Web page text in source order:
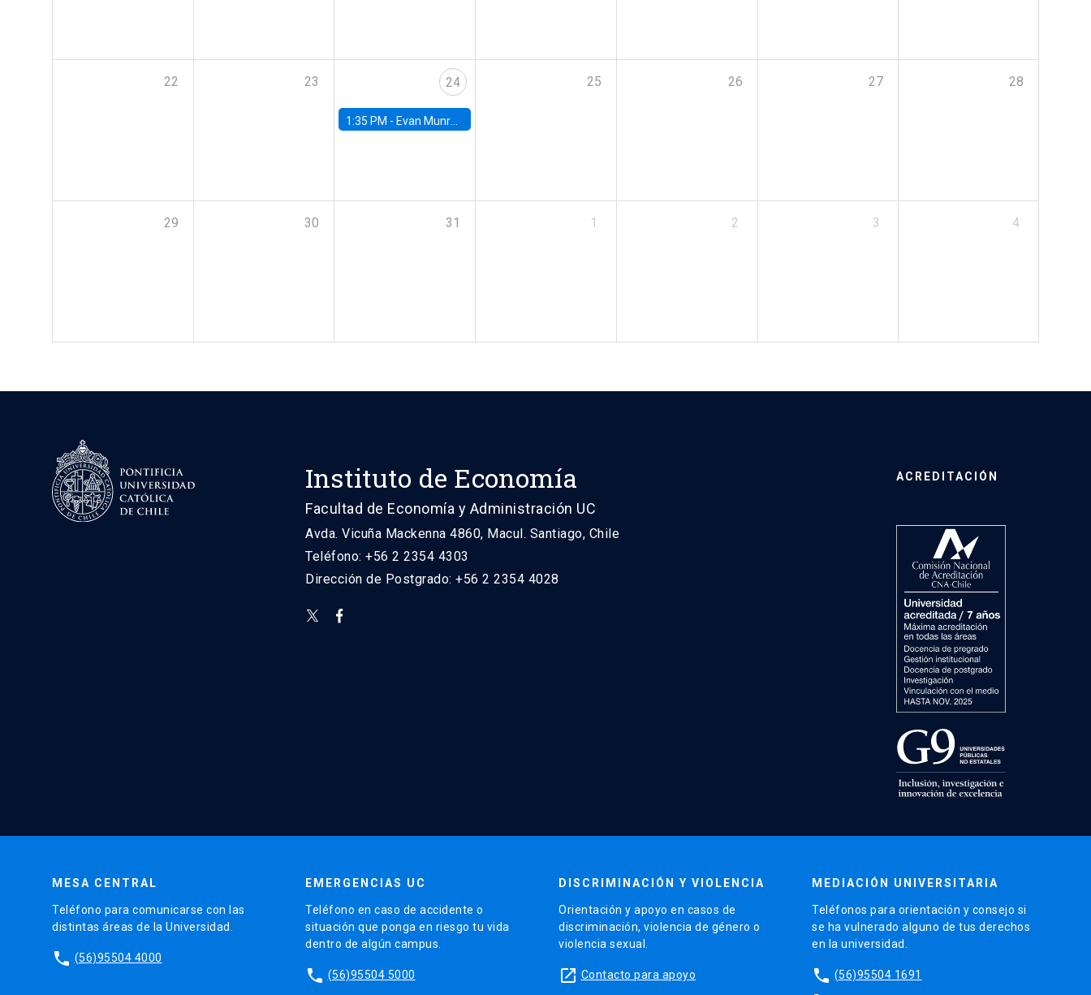
22 23 24
1:35 PM - Evan Munro, Neyman Visiting Assistant Professor in the Department of Statistics at UC Berkeley
25 26 27 28
29 30 31 1 2 3 4
Instituto de Economía
Facultad de Economía y Administración UC
Avda. Vicuña Mackenna 4860, Macul. Santiago, Chile
Teléfono: +56 2 2354 4303
Dirección de Postgrado: +56 2 2354 4028
ACREDITACIÓN
MESA CENTRAL
Teléfono para comunicarse con las
distintas áreas de la Universidad.
phone (56)95504 4000
EMERGENCIAS UC
Teléfono en caso de accidente o
situación que ponga en riesgo tu vida
dentro de algún campus.
phone (56)95504 5000
DISCRIMINACIÓN Y VIOLENCIA
Orientación y apoyo en casos de
discriminación, violencia de género o
violencia sexual.
launch Contacto para apoyo
MEDIACIÓN UNIVERSITARIA
Teléfonos para orientación y consejo si
se ha vulnerado alguno de tus derechos
en la universidad.
phone (56)95504 1691